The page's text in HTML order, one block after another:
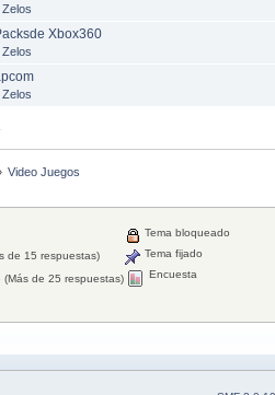
Zelos
Xbox360
Zelos
Zelos
Video Juegos
de 15 respuestas)
(Más de 25 respuestas)
Tema bloqueado
Tema fijado
Encuesta